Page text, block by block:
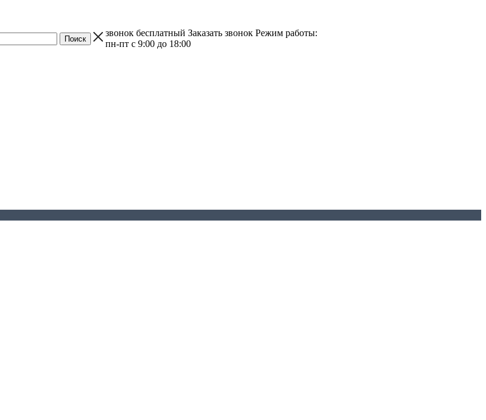
звонок бесплатный Заказать звонок Режим работы:
пн-пт с 9:00 до 18:00